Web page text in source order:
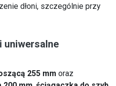
dłoni, szczególnie przy
uniwersalne
255 mm oraz